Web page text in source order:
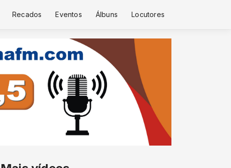
Recados Eventos Álbuns Locutores